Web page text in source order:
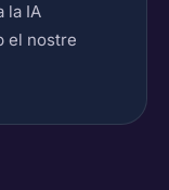
la IA
el nostre